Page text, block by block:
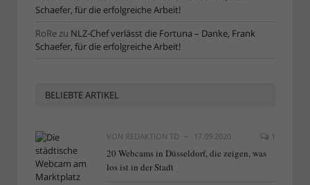
Schaefer, für die erfolgreiche Arbeit!
RoRezu NLZ-Chef verlässt die Fortuna – Danke, Frank
Schaefer, für die erfolgreiche Arbeit!
BELIEBTE ARTIKEL
VON REDAKTION TD 17.09.2020 1
20 Webcams in Düsseldorf, die zeigen, was
los ist in der Stadt